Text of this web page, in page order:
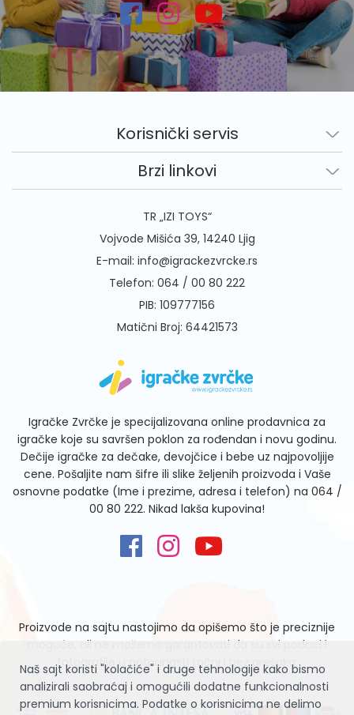
Naš sajt koristi "kolačiće" i druge tehnologije kako bismo
analizirali saobraćaj i omogućili dodatne funkcionalnosti
premium korisnicima. Podatke o korisnicima ne delimo
Korisnički servis
Brzi linkovi
TR „IZI TOYS“
Vojvode Mišića 39, 14240 Ljig
E-mail: info@igrackezvrcke.rs
Telefon: 064 / 00 80 222
PIB: 109777156
Matični Broj: 64421573
Igračke Zvrčke je specijalizovana online prodavnica za
igračke koje su savršen poklon za rođendan i novu godinu.
Dečije igračke za dečake, devojčice i bebe uz najpovoljije
cene. Pošaljite nam šifre ili slike željenih proizvoda i Vaše
osnovne podatke (Ime i prezime, adresa i telefon) na 064 /
00 80 222. Nikad lakša kupovina!
Proizvode na sajtu nastojimo da opišemo što je preciznije
moguće, ali ne možemo garantovati da su svi podaci i
fotografije u potpunosti tačni i bez grešaka.